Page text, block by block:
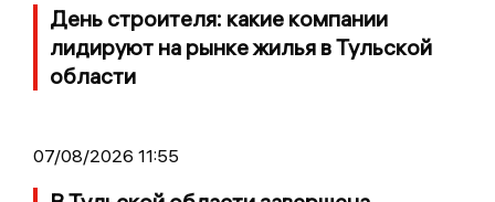
День строителя: какие компании
лидируют на рынке жилья в Тульской
области
07/08/2026 11:55